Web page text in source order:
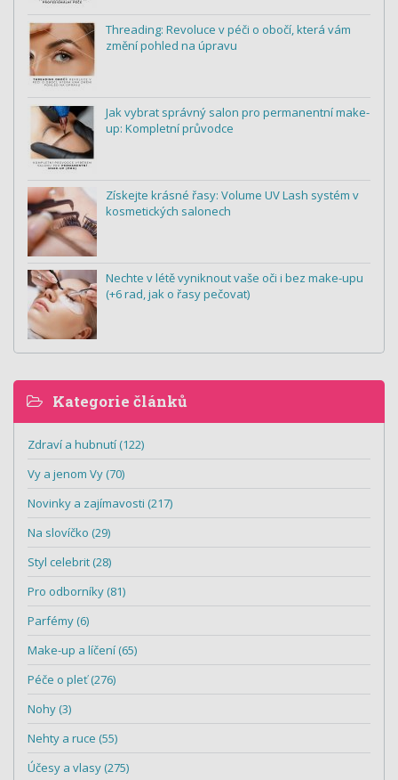
Threading: Revoluce v péči o obočí, která vám
změní pohled na úpravu
Jak vybrat správný salon pro permanentní make-
up: Kompletní průvodce
Získejte krásné řasy: Volume UV Lash systém v
kosmetických salonech
Nechte v létě vyniknout vaše oči i bez make-upu
(+6 rad, jak o řasy pečovat)
Kategorie článků
Zdraví a hubnutí (122)
Vy a jenom Vy (70)
Novinky a zajímavosti (217)
Na slovíčko (29)
Styl celebrit (28)
Pro odborníky (81)
Parfémy (6)
Make-up a líčení (65)
Péče o pleť (276)
Nohy (3)
Nehty a ruce (55)
Účesy a vlasy (275)